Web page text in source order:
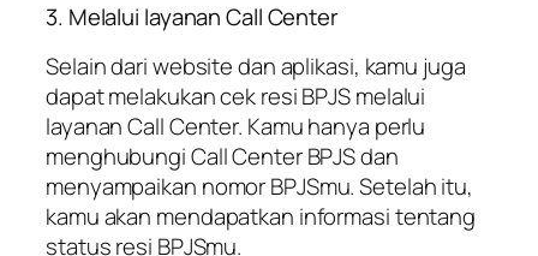
3. Melalui layanan Call Center
Selain dari website dan aplikasi, kamu juga
dapat melakukan cek resi BPJS melalui
layanan Call Center. Kamu hanya perlu
menghubungi Call Center BPJS dan
menyampaikan nomor BPJSmu. Setelah itu,
kamu akan mendapatkan informasi tentang
status resi BPJSmu.